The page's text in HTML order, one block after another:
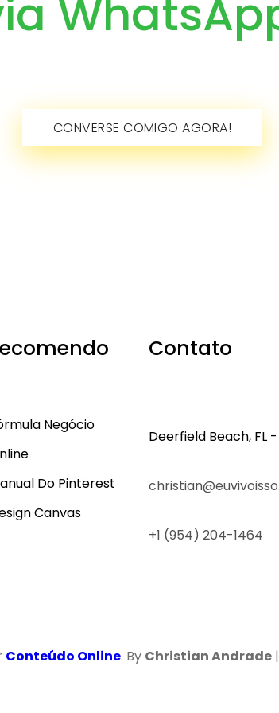
CONVERSE COMIGO AGORA!
Negócio
Do Pinterest
Canvas
Contato
Deerfield Beach, FL -
+1 (954) 204-1464
Conteúdo Online. By Christian Andrade